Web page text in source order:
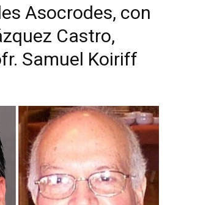
Asocrodes, con
Castro,
Samuel Koiriff